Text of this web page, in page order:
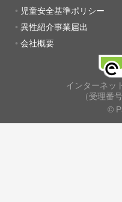
児童安全基準ポリシー
異性紹介事業届出
会社概要
インターネッ
（受理番
©